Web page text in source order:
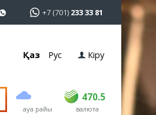
+7 (701) 233 33 81
Қаз Рус Кіру
ауа райы
470.5
USD 469 470.5
валюта